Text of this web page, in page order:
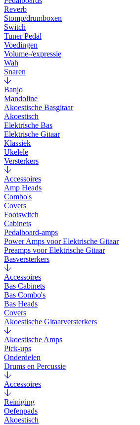
Reverb
Stomp/drumboxen
Switch
Tuner Pedal
Voedingen
Volume-/expressie
Wah
Snaren
Banjo
Mandoline
Akoestische Basgitaar
Akoestisch
Elektrische Bas
Elektrische Gitaar
Klassiek
Ukelele
Versterkers
Accessoires
Amp Heads
Combo's
Covers
Footswitch
Cabinets
Pedalboard-amps
Power Amps voor Elektrische Gitaar
Preamps voor Elektrische Gitaar
Basversterkers
Accessoires
Bas Cabinets
Bas Combo's
Bas Heads
Covers
Akoestische Gitaarversterkers
Akoestische Amps
Pick-ups
Onderdelen
Drums en Percussie
Accessoires
Reiniging
Oefenpads
Akoestisch